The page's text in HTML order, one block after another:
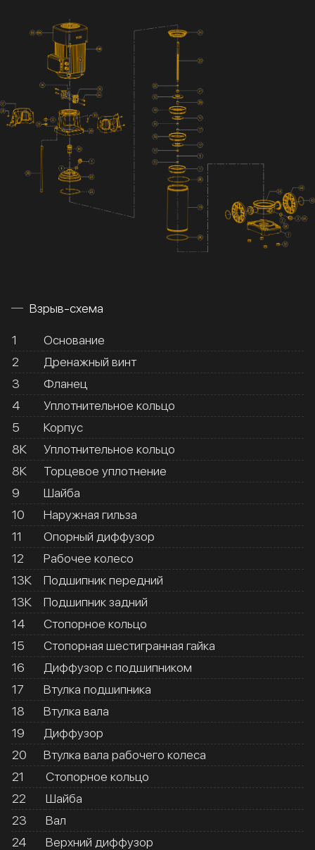
Взрыв-схема
1
Основание
2
Дренажный винт
3
Фланец
4
Уплотнительное кольцо
5
Корпус
8К
Уплотнительное кольцо
8К
Торцевое уплотнение
9
Шайба
10
Наружная гильза
11
Опорный диффузор
12
Рабочее колесо
13К
Подшипник передний
13К
Подшипник задний
14
Стопорное кольцо
15
Стопорная шестигранная гайка
16
Диффузор с подшипником
17
Втулка подшипника
18
Втулка вала
19
Диффузор
20
Втулка вала рабочего колеса
21
Стопорное кольцо
22
Шайба
23
Вал
24
Верхний диффузор